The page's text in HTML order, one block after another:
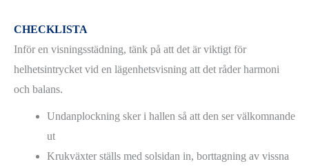
CHECKLISTA
Inför en visningsstädning, tänk på att det är viktigt för
helhetsintrycket vid en lägenhetsvisning att det råder harmoni
och balans.
Undanplockning sker i hallen så att den ser välkomnande
ut
Krukväxter ställs med solsidan in, borttagning av vissna